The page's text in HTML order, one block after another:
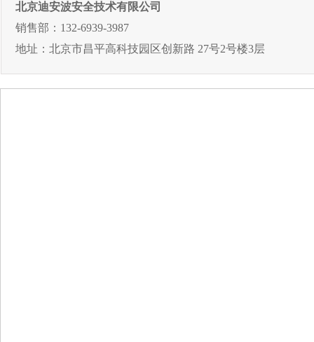
北京迪安波安全技术有限公司
销售部：132-6939-3987
地址：北京市昌平高科技园区创新路 27号2号楼3层